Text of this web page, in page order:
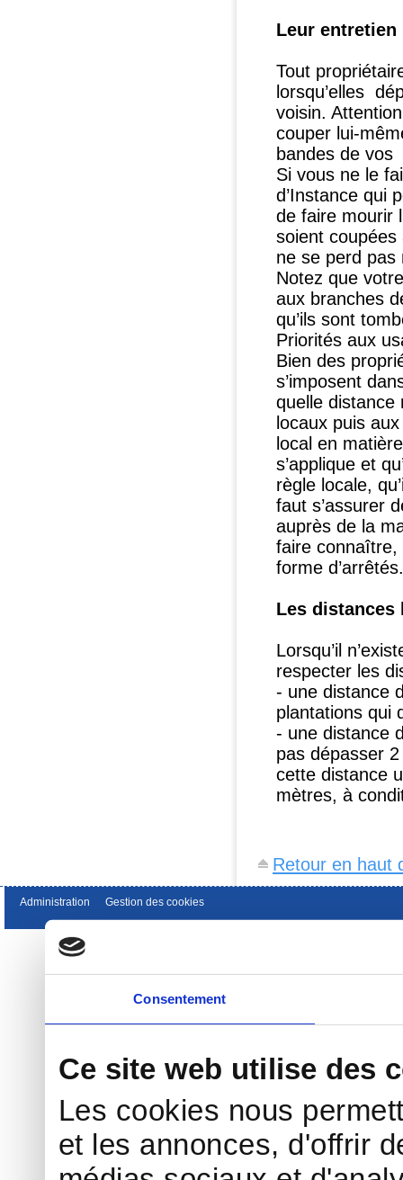
Consentement
Ce site web utilise des
Les cookies nous
et les annonces, d'offrir
Leur entretien
Tout
lorsqu’elles
voisin.
couper lui-
bandes de
Si vous ne le
d’Instance qui
de faire mourir
soient
ne se perd pas
Notez que
aux branches
qu’ils sont
Priorités aux
Bien des
s’imposent
quelle distance
locaux puis
local en
s’applique et
règle locale,
faut s’assurer
auprès de la
faire connaître,
forme d’arrêtés.
Les distances
Lorsqu’il
respecter les
- une distance
plantations qui
- une distance
pas dépasser
cette distance
mètres, à
Retour en haut
Administration Gestion des cookies